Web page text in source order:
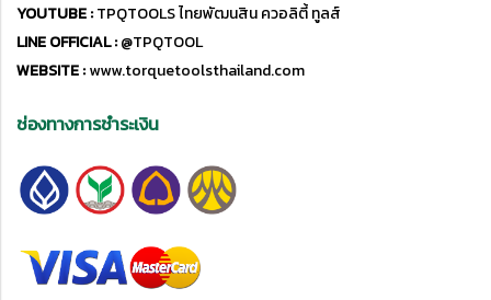
YOUTUBE :TPQTOOLS ไทยพัฒนสิน ควอลิตี้ ทูลส์
LINE OFFICIAL :@TPQTOOL
WEBSITE :www.torquetoolsthailand.com
ช่องทางการชำระเงิน